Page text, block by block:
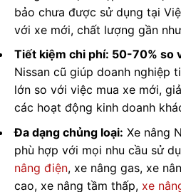
bảo chưa được sử dụng tại
với xe mới, chất lượng gần
Tiết kiệm chi phí: 50-70% so
Nissan cũ giúp doanh nghiệp
lớn so với việc mua xe mới,
các hoạt động kinh doanh
Đa dạng chủng loại: Xe nâng
phù hợp với mọi nhu cầu sử
nâng điện, xe nâng gas, xe
cao, xe nâng tầm thấp, xe